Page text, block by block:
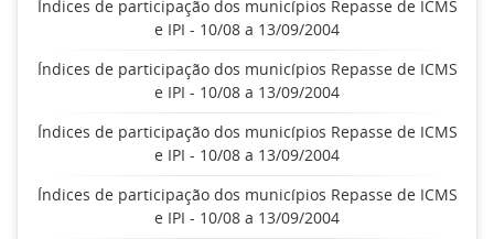
Índices de participação dos municípios Repasse de ICMS
e IPI - 10/08 a 13/09/2004
Índices de participação dos municípios Repasse de ICMS
e IPI - 10/08 a 13/09/2004
Índices de participação dos municípios Repasse de ICMS
e IPI - 10/08 a 13/09/2004
Índices de participação dos municípios Repasse de ICMS
e IPI - 10/08 a 13/09/2004